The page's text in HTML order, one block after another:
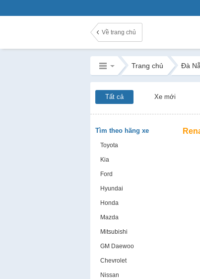
Về trang chủ
Trang chủ Đà
Tất cả Xe mới
Tìm theo hãng xe
Toyota
Kia
Ford
Hyundai
Honda
Mazda
Mitsubishi
GM Daewoo
Chevrolet
Nissan